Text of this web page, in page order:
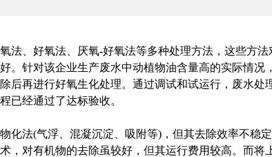
法、好氧法、厌氧-好氧法等多种处理方法，这些方法
。针对该企业生产废水中动植物油含量高的实际情况
后再进行好氧生化处理。通过调试和试运行，废水处
已经通过了达标验收。
化法(气浮、混凝沉淀、吸附等)，但其去除效率不稳
，对有机物的去除虽较好，但其运行费用较高。而将